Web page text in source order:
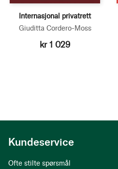
Internasjonal privatrett
Giuditta Cordero-Moss
kr 1 029
Kundeservice
Ofte stilte spørsmål